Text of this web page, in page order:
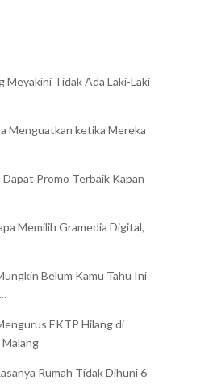
Meyakini Tidak Ada Laki-Laki
Menguatkan ketika Mereka
Dapat Promo Terbaik Kapan
Memilih Gramedia Digital,
Belum Kamu Tahu Ini
EKTP Hilang di
Rumah Tidak Dihuni 6